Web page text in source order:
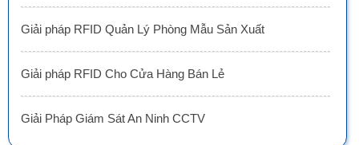
Giải pháp RFID Quản Lý Phòng Mẫu Sản Xuất
Giải pháp RFID Cho Cửa Hàng Bán Lẻ
Giải Pháp Giám Sát An Ninh CCTV